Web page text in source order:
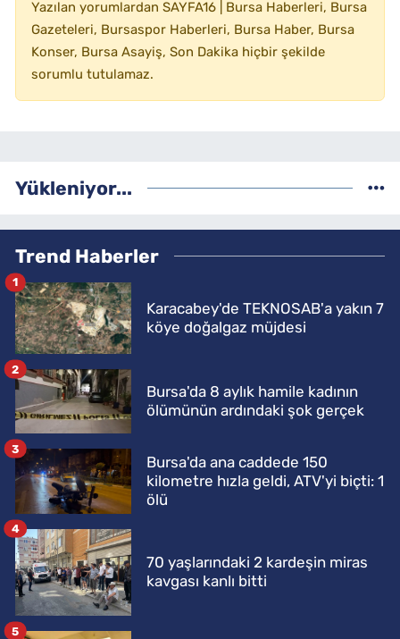
Yazılan yorumlardan SAYFA16 | Bursa Haberleri, Bursa
Gazeteleri, Bursaspor Haberleri, Bursa Haber, Bursa
Konser, Bursa Asayiş, Son Dakika hiçbir şekilde
sorumlu tutulamaz.
Yükleniyor...
Trend Haberler
Karacabey'de TEKNOSAB'a yakın 7
köye doğalgaz müjdesi
1
Bursa'da 8 aylık hamile kadının
ölümünün ardındaki şok gerçek
2
Bursa'da ana caddede 150
kilometre hızla geldi, ATV'yi biçti: 1
ölü
3
70 yaşlarındaki 2 kardeşin miras
kavgası kanlı bitti
4
5